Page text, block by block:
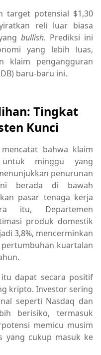
target potensial $1,30
reli luar biasa
bullish. Prediksi ini
yang lebih luas,
klaim pengangguran
baru-baru ini.
Tingkat
Kunci
bahwa klaim
untuk minggu yang
penurunan
berada di bawah
pasar tenaga kerja
itu, Departemen
produk domestik
3,8%, mencerminkan
kuartalan
dapat secara positif
kripto. Investor sering
seperti Nasdaq dan
berisiko, termasuk
memicu musim
yang cukup masuk ke